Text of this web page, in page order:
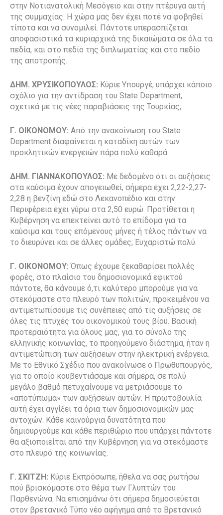
στην Νοτιανατολική Μεσόγειο και στην πτέρυγα αυτή
της συμμαχίας. Η χώρα μας δεν έχει ποτέ να φοβηθεί
τίποτα και να συνομιλεί. Πάντοτε υπερασπίζεται
αποφασιστικά τα κυριαρχικά της δικαιώματα σε όλα τα
πεδία, και στο πεδίο της διπλωματίας και στο πεδίο
της αποτροπής.
ΔΗΜ. ΧΡΥΣΙΚΟΠΟΥΛΟΣ: Κύριε Υπουργέ, υπάρχει κάποιο
σχόλιο για την αντίδραση του State Department,
σχετικά με τις νέες παραβιάσεις της Τουρκίας;
Γ. ΟΙΚΟΝΟΜΟΥ: Από την ανακοίνωση του State
Department διαφαίνεται η καταδίκη αυτών των
προκλητικών ενεργειών πάρα πολύ καθαρά.
ΔΗΜ. ΓΙΑΝΝΑΚΟΠΟΥΛΟΣ: Με δεδομένο ότι οι αυξήσεις
στα καύσιμα έχουν απογειωθεί, σήμερα έχει 2,22-2,27-
2,28 η βενζίνη εδώ στο Λεκανοπέδιο και στην
Περιφέρεια έχει γύρω στα 2,50 ευρώ. Προτίθεται η
Κυβέρνηση να επεκτείνει αυτό το επίδομα για τα
καύσιμα και τους επόμενους μήνες ή τέλος πάντων να
το διευρύνει και σε άλλες ομάδες; Ευχαριστώ πολύ.
Γ. ΟΙΚΟΝΟΜΟΥ:Όπως έχουμε ξεκαθαρίσει πολλές
φορές, στο πλαίσιο του δημοσιονομικά εφικτού
πάντοτε, θα κάνουμε ό,τι καλύτερο μπορούμε για να
στεκόμαστε στο πλευρό των πολιτών, προκειμένου να
αντιμετωπίσουμε τις συνέπειες από τις αυξήσεις σε
όλες τις πτυχές του οικονομικού τους βίου. Βασική
προτεραιότητα για όλους μας, για το σύνολο της
ελληνικής κοινωνίας, το προηγούμενο διάστημα, ήταν η
αντιμετώπιση των αυξήσεων στην ηλεκτρική ενέργεια.
Με το Εθνικό Σχέδιο που ανακοίνωσε ο Πρωθυπουργός,
για το οποίο κουβεντιάσαμε και σήμερα, σε πολύ
μεγάλο βαθμό πετυχαίνουμε να μετριάσουμε το
«αποτύπωμα» των αυξήσεων αυτών. Η πρωτοβουλία
αυτή έχει αγγίξει τα όρια των δημοσιονομικών μας
αντοχών. Κάθε καινούργια δυνατότητα που
δημιουργούμε και κάθε περιθώριο που υπάρχει πάντοτε
θα αξιοποιείται από την Κυβέρνηση για να στεκόμαστε
στο πλευρό της κοινωνίας.
Γ. ΣΚΙΤΖΗ: Κύριε Εκπρόσωπε, ήθελα να σας ρωτήσω
πού βρισκόμαστε στο θέμα των Γλυπτών του
Παρθενώνα. Να επισημάνω ότι σήμερα δημοσιεύεται
στον βρετανικό Τύπο νέο αφήγημα από το Βρετανικό